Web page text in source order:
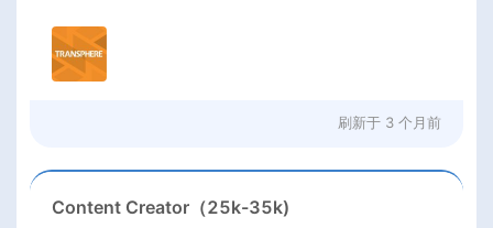
刷新于 3 个月前
Content Creator（25k-35k)